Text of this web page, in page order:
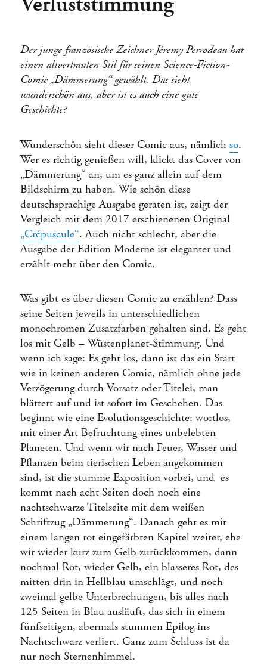
Der junge französische Zeichner Jéremy Perrodeau hat
einen altvertrauten Stil für seinen Science-Fiction-
Comic „Dämmerung“ gewählt. Das sieht
wunderschön aus, aber ist es auch eine gute
Geschichte?
Wunderschön sieht dieser Comic aus, nämlichso.
Wer es richtig genießen will, klickt das Cover von
„Dämmerung“ an, um es ganz allein auf dem
Bildschirm zu haben. Wie schön diese
deutschsprachige Ausgabe geraten ist, zeigt der
Vergleich mit dem 2017 erschienenen Original
„Crépuscule“. Auch nicht schlecht, aber die
Ausgabe der Edition Moderne ist eleganter und
erzählt mehr über den Comic.
Was gibt es über diesen Comic zu erzählen? Dass
seine Seiten jeweils in unterschiedlichen
monochromen Zusatzfarben gehalten sind. Es geht
los mit Gelb – Wüstenplanet-Stimmung. Und
wenn ich sage: Es geht los, dann ist das ein Start
wie in keinen anderen Comic, nämlich ohne jede
Verzögerung durch Vorsatz oder Titelei, man
blättert auf und ist sofort im Geschehen. Das
beginnt wie eine Evolutionsgeschichte: wortlos,
mit einer Art Befruchtung eines unbelebten
Planeten. Und wenn wir nach Feuer, Wasser und
Pflanzen beim tierischen Leben angekommen
sind, ist die stumme Exposition vorbei, und es
kommt nach acht Seiten doch noch eine
nachtschwarze Titelseite mit dem weißen
Schriftzug „Dämmerung“. Danach geht es mit
einem langen rot eingefärbten Kapitel weiter, ehe
wir wieder kurz zum Gelb zurückkommen, dann
nochmal Rot, wieder Gelb, ein blasseres Rot, des
mitten drin in Hellblau umschlägt, und noch
zweimal gelbe Unterbrechungen, bis alles nach
125 Seiten in Blau ausläuft, das sich in einem
fünfseitigen, abermals stummen Epilog ins
Nachtschwarz verliert. Ganz zum Schluss ist da
nur noch Sternenhimmel.